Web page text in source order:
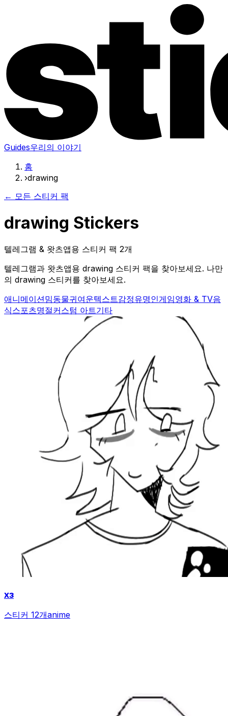
Guides우리의 이야기
홈
›drawing
← 모든 스티커 팩
drawing Stickers
텔레그램 & 왓츠앱용 스티커 팩 2개
텔레그램과 왓츠앱용 drawing 스티커 팩을 찾아보세요. 나만
의 drawing 스티커를 찾아보세요.
애니메이션밈동물귀여운텍스트감정유명인게임영화 & TV음
식스포츠명절커스텀 아트기타
хз
스티커 12개anime